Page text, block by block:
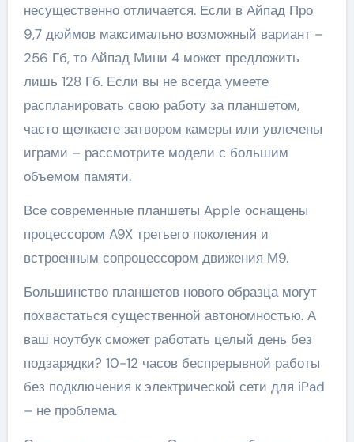
несущественно отличается. Если в Айпад Про
9,7 дюймов максимально возможный вариант –
256 Гб, то Айпад Мини 4 может предложить
лишь 128 Гб. Если вы не всегда умеете
распланировать свою работу за планшетом,
часто щелкаете затвором камеры или увлечены
играми – рассмотрите модели с большим
объемом памяти.
Все современные планшеты Apple оснащены
процессором A9X третьего поколения и
встроенным сопроцессором движения М9.
Большинство планшетов нового образца могут
похвастаться существенной автономностью. А
ваш ноутбук сможет работать целый день без
подзарядки? 10-12 часов беспрерывной работы
без подключения к электрической сети для iPad
– не проблема.